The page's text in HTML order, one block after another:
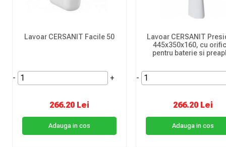
Lavoar CERSANIT Facile 50
- +
266.20 Lei
Adauga in cos
Lavoar CERSANIT
445x350x160, cu
pentru baterie si
-
266.20 Lei
Adauga in cos